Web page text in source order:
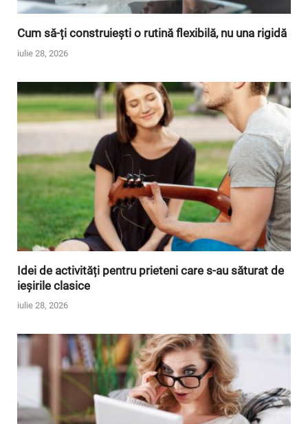
Cum să-ți construiești o rutină flexibilă, nu una rigidă
iulie 28, 2026
Idei de activități pentru prieteni care s-au săturat de
ieșirile clasice
iulie 28, 2026